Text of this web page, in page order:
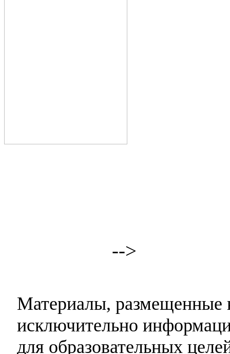
-->
Материалы, размещенные
исключительно
для образовательных